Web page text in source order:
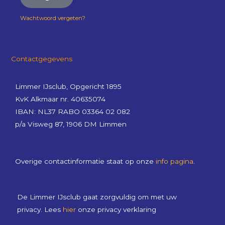
Wachtwoord vergeten?
Contactgegevens
Limmer IJsclub, Opgericht 1895
KvK Alkmaar nr. 40635074
IBAN: NL37 RABO 03364 02 082
p/a Visweg 87, 1906 DM Limmen
Overige contactinformatie staat op onze info pagina.
De Limmer IJsclub gaat zorgvuldig om met uw
privacy. Lees hier onze privacy verklaring